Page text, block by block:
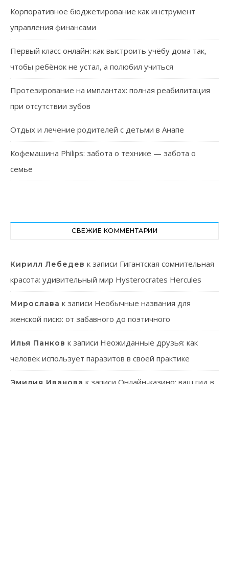
Корпоративное бюджетирование как инструмент
управления финансами
Первый класс онлайн: как выстроить учёбу дома так,
чтобы ребёнок не устал, а полюбил учиться
Протезирование на имплантах: полная реабилитация
при отсутствии зубов
Отдых и лечение родителей с детьми в Анапе
Кофемашина Philips: забота о технике — забота о
семье
СВЕЖИЕ КОММЕНТАРИИ
Кирилл Лебедев к записи Гигантская сомнительная
красота: удивительный мир Hysterocrates Hercules
Мирослава к записи Необычные названия для
женской писю: от забавного до поэтичного
Илья Панков к записи Неожиданные друзья: как
человек использует паразитов в своей практике
Эмилия Иванова к записи Онлайн-казино: ваш гид в